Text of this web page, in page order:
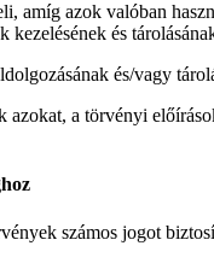
amíg azok valóban
és
és/vagy
a törvényi
számos jogot